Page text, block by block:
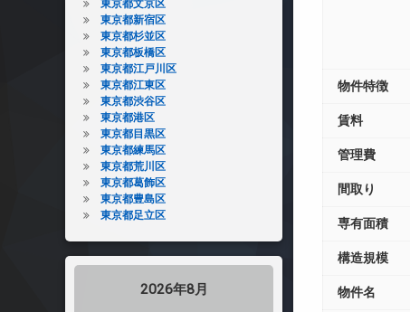
物件特徴
賃料
管理費
間取り
専有面積
構造規模
物件名
東京都文京区
東京都新宿区
東京都杉並区
東京都板橋区
東京都江戸川区
東京都江東区
東京都渋谷区
東京都港区
東京都目黒区
東京都練馬区
東京都荒川区
東京都葛飾区
東京都豊島区
東京都足立区
2026年8月